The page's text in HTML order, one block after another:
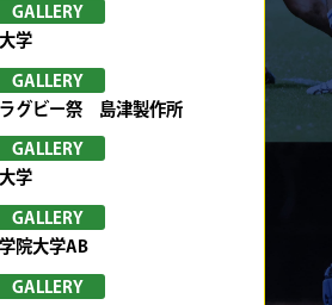
GALLERY
学
GALLERY
グビー祭 島津製作所
GALLERY
学
GALLERY
院大学AB
GALLERY